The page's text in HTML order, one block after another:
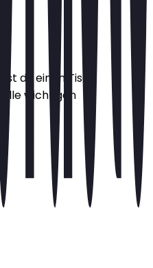
du einen Tisch
alle wichtigen